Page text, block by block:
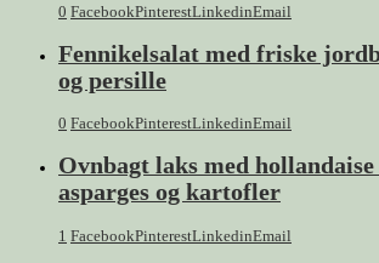
0 FacebookPinterestLinkedinEmail
Fennikelsalat med friske
og persille
0 FacebookPinterestLinkedinEmail
Ovnbagt laks med hollandaise
asparges og kartofler
1 FacebookPinterestLinkedinEmail